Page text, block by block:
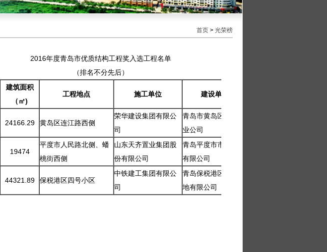
首页> 光荣榜
2016年度青岛市优质结构工程奖入选工程名单
（排名不分先后）
建筑面积
（㎡)
工程地点 施工单位 建设单位
24166.29 黄岛区连江路西侧
荣华建设集团有限公
司
青岛市黄岛区昌盛工
业公司
19474
平度市人民路北侧、蟠
桃街西侧
山东天齐置业集团股
份有限公司
青岛平度市市政工程
有限公司
44321.89 保税港区四号小区
中铁建工集团有限公
司
青岛保税港区能源基
地有限公司